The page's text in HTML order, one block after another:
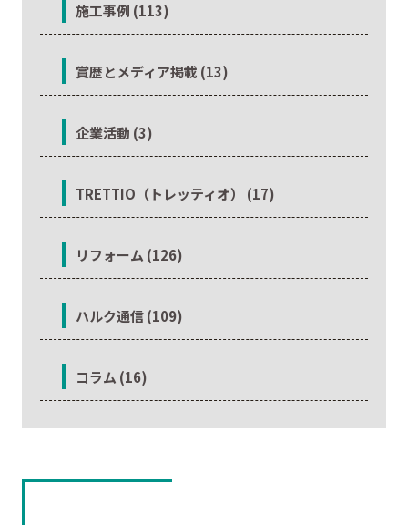
施工事例 (113)
賞歴とメディア掲載 (13)
企業活動 (3)
TRETTIO（トレッティオ） (17)
リフォーム (126)
ハルク通信 (109)
コラム (16)